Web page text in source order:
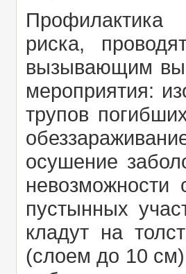
Профилактика
риска,
вызывающим
мероприятия:
трупов
осушение
пустынных
кладут на
(слоем до 10